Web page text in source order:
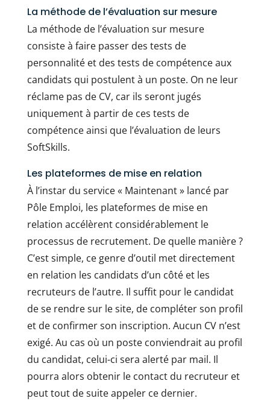
La méthode de l’évaluation sur mesure
La méthode de l’évaluation sur mesure
consiste à faire passer des tests de
personnalité et des tests de compétence aux
candidats qui postulent à un poste. On ne leur
réclame pas de CV, car ils seront jugés
uniquement à partir de ces tests de
compétence ainsi que l’évaluation de leurs
SoftSkills.
Les plateformes de mise en relation
À l’instar du service « Maintenant » lancé par
Pôle Emploi, les plateformes de mise en
relation accélèrent considérablement le
processus de recrutement. De quelle manière ?
C’est simple, ce genre d’outil met directement
en relation les candidats d’un côté et les
recruteurs de l’autre. Il suffit pour le candidat
de se rendre sur le site, de compléter son profil
et de confirmer son inscription. Aucun CV n’est
exigé. Au cas où un poste conviendrait au profil
du candidat, celui-ci sera alerté par mail. Il
pourra alors obtenir le contact du recruteur et
peut tout de suite appeler ce dernier.